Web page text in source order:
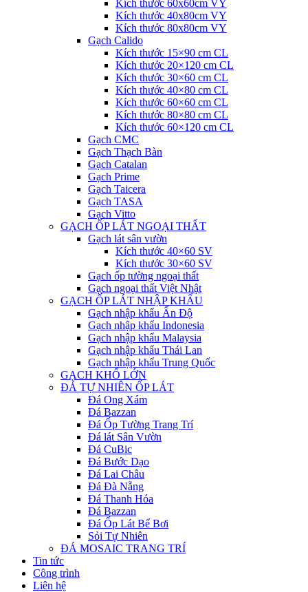
Kích thước 60x60cm VY
Kích thước 40x80cm VY
Kích thước 80x80cm VY
Gạch Calido
Kích thước 15×90 cm CL
Kích thước 20×120 cm CL
Kích thước 30×60 cm CL
Kích thước 40×80 cm CL
Kích thước 60×60 cm CL
Kích thước 80×80 cm CL
Kích thước 60×120 cm CL
Gạch CMC
Gạch Thạch Bàn
Gạch Catalan
Gạch Prime
Gạch Taicera
Gạch TASA
Gạch Vitto
GẠCH ỐP LÁT NGOẠI THẤT
Gạch lát sân vườn
Kích thước 40×60 SV
Kích thước 30×60 SV
Gạch ốp tường ngoại thất
Gạch ngoại thất Việt Nhật
GẠCH ỐP LÁT NHẬP KHẨU
Gạch nhập khẩu Ấn Độ
Gạch nhập khẩu Indonesia
Gạch nhập khẩu Malaysia
Gạch nhập khẩu Thái Lan
Gạch nhập khẩu Trung Quốc
GẠCH KHỔ LỚN
ĐÁ TỰ NHIÊN ỐP LÁT
Đá Ong Xám
Đá Bazzan
Đá Ốp Tường Trang Trí
Đá lát Sân Vườn
Đá CuBic
Đá Bước Dạo
Đá Lai Châu
Đá Đà Nẵng
Đá Thanh Hóa
Đá Bazzan
Đá Ốp Lát Bể Bơi
Sỏi Tự Nhiên
ĐÁ MOSAIC TRANG TRÍ
Tin tức
Công trình
Liên hệ